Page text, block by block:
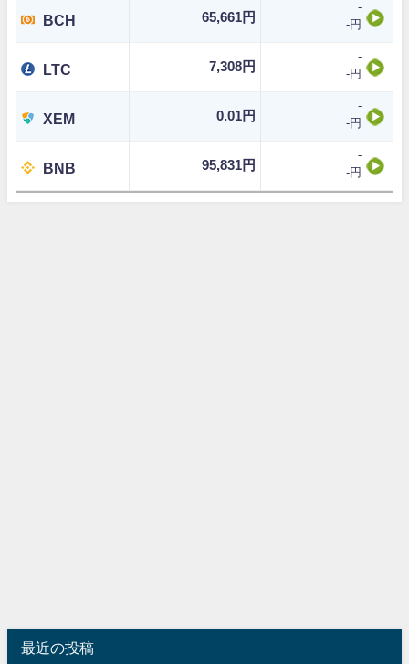
BCH 65,661円
-
-円
LTC 7,308円
-
-円
XEM 0.01円
-
-円
BNB 95,831円
-
-円
最近の投稿